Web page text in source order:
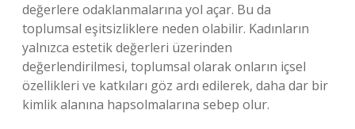
değerlere odaklanmalarına yol açar. Bu da
toplumsal eşitsizliklere neden olabilir. Kadınların
yalnızca estetik değerleri üzerinden
değerlendirilmesi, toplumsal olarak onların içsel
özellikleri ve katkıları göz ardı edilerek, daha dar bir
kimlik alanına hapsolmalarına sebep olur.